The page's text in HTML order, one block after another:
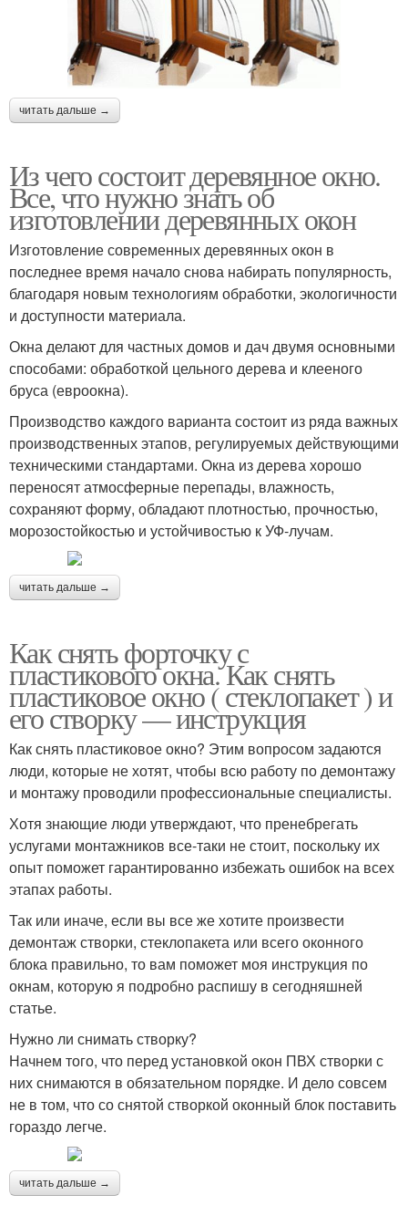
читать дальше →
Из чего состоит деревянное окно.
Все, что нужно знать об
изготовлении деревянных окон
Изготовление современных деревянных окон в
последнее время начало снова набирать популярность,
благодаря новым технологиям обработки, экологичности
и доступности материала.
Окна делают для частных домов и дач двумя основными
способами: обработкой цельного дерева и клееного
бруса (евроокна).
Производство каждого варианта состоит из ряда важных
производственных этапов, регулируемых действующими
техническими стандартами. Окна из дерева хорошо
переносят атмосферные перепады, влажность,
сохраняют форму, обладают плотностью, прочностью,
морозостойкостью и устойчивостью к УФ-лучам.
читать дальше →
Как снять форточку с
пластикового окна. Как снять
пластиковое окно ( стеклопакет ) и
его створку — инструкция
Как снять пластиковое окно? Этим вопросом задаются
люди, которые не хотят, чтобы всю работу по демонтажу
и монтажу проводили профессиональные специалисты.
Хотя знающие люди утверждают, что пренебрегать
услугами монтажников все-таки не стоит, поскольку их
опыт поможет гарантированно избежать ошибок на всех
этапах работы.
Так или иначе, если вы все же хотите произвести
демонтаж створки, стеклопакета или всего оконного
блока правильно, то вам поможет моя инструкция по
окнам, которую я подробно распишу в сегодняшней
статье.
Нужно ли снимать створку?
Начнем того, что перед установкой окон ПВХ створки с
них снимаются в обязательном порядке. И дело совсем
не в том, что со снятой створкой оконный блок поставить
гораздо легче.
читать дальше →